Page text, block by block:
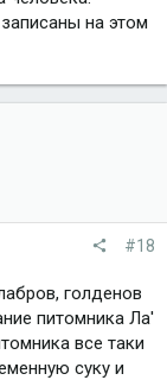
на этом
#18
голденов
питомника Ла'
все таки
суку и